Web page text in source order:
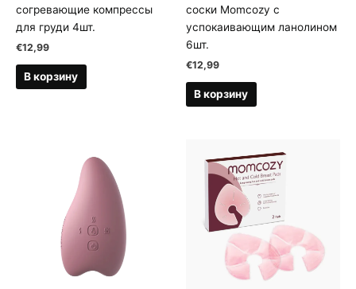
согревающие компрессы
для груди 4шт.
€12,99
В корзину
соски Momcozy с
успокаивающим ланолином
6шт.
€12,99
В корзину